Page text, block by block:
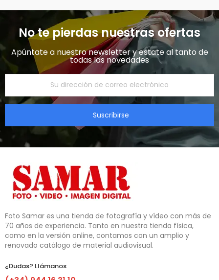
No te pierdas nuestras ofertas
Apúntate a nuestro newsletter y estate al tanto de
todas las novedades​
Suscribirse
Foto Samar es una tienda de fotografía y vídeo con más de
70 años de experiencia. Tanto en nuestra tienda física,
como en la versión online, contamos con un amplio y
renovado catálogo de material audiovisual.
¿Dudas? Llámanos​